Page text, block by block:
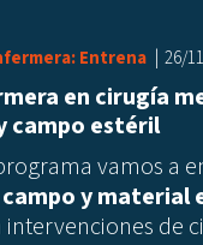
Entrena 26/
en cirugía
campo estéril
vamos a
y material
intervenciones de